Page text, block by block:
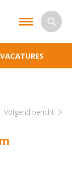
VACATURES
Volgend bericht